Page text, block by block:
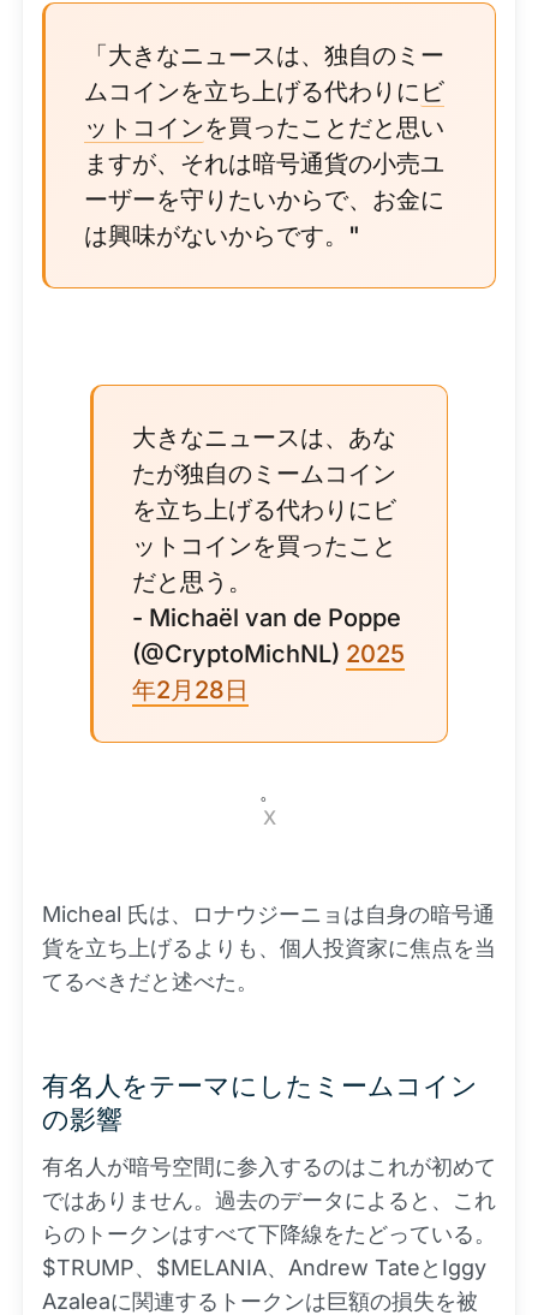
「大きなニュースは、独自のミー
ムコインを立ち上げる代わりに ビ
ットコインを買ったことだと思い
ますが、それは暗号通貨の小売ユ
ーザーを守りたいからで、お金に
は興味がないからです。"
大きなニュースは、あな
たが独自のミームコイン
を立ち上げる代わりにビ
ットコインを買ったこと
だと思う。
- Michaël van de Poppe
(@CryptoMichNL) 2025
年2月28日
。
X
Micheal 氏は、ロナウジーニョは自身の暗号通
貨を立ち上げるよりも、個人投資家に焦点を当
てるべきだと述べた。
有名人をテーマにしたミームコイン
の影響
有名人が暗号空間に参入するのはこれが初めて
ではありません。過去のデータによると、これ
らのトークンはすべて下降線をたどっている。
$TRUMP、$MELANIA、Andrew TateとIggy
Azaleaに関連するトークンは巨額の損失を被